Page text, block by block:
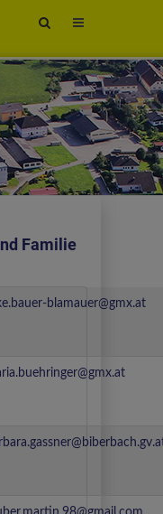
Site
toggle
Familie
blamauer@gmx.at